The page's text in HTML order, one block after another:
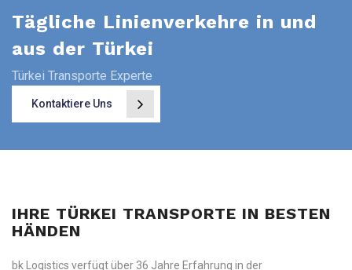
Tägliche Linienverkehre in und
aus der Türkei
Türkei Transporte Experte
Kontaktiere Uns
IHRE TÜRKEI TRANSPORTE IN BESTEN
HÄNDEN
bk Logistics verfügt über 36 Jahre Erfahrung in der